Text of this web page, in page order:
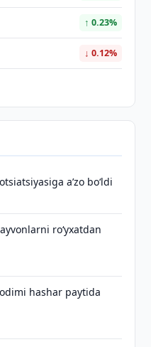
↑ 0.23%
↓ 0.12%
aʼzo bo‘ldi
ro‘yxatdan
hashar paytida